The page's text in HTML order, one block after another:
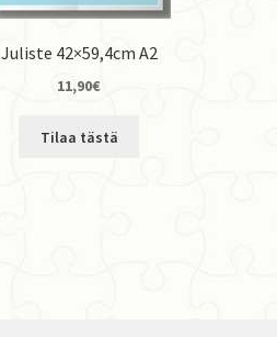
Juliste 42×59,4cm A2
11,90€
Tilaa tästä